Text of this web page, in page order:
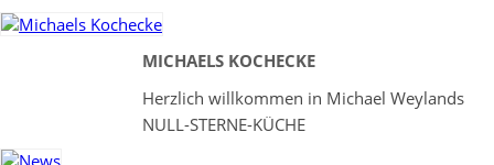
MICHAELS KOCHECKE
Herzlich willkommen in Michael Weylands
NULL-STERNE-KÜCHE